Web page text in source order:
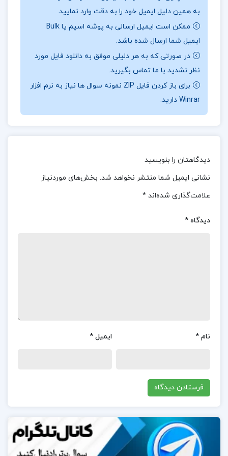
کتاب «نظریه‌ی جامعه‌شناسی در دوران معاصر» به طور
جامع به بررسی نظریه‌پردازان اصلی جامعه‌شناسی و
رویکردهای نظری از بنیانگذاران کلاسیک تا به امروز
می‌پردازد.جورج ریتزر و جفری استپنیسکی، نویسندگان این
کتاب، با تحقیقاتی به‌روز شده در آخرین ویرایش، تلاش
کرده‌اند تا نظریه‌پردازان و مکاتب فکری مختلف را به
شیوه‌ای جامع و قابل فهم به یکدیگر متصل کنند.این کتاب
با ارائه دیدگاهی تلفیقی از نظریه‌های جامعه‌شناسی، به
فرد برای درک بهتر روندها و تحولات نظریه‌های
جامعه‌شناسی فراهم می‌آورد.ریتزر و استپنیسکی در این
اثر، بسیاری از نظریه‌پردازان برجسته و مکاتب فکری مختلف
به تحلیل و بررسی آن‌ها پرداخته‌اند.
آسان به مفاهیم پیچیده جامعه‌شناسی، مورد تحسین
می‌کنند.برخی از کاربران به ویژه به توانایی ریتزر در ارائه
دیدگاه‌های تلفیقی و جامع از نظریه‌های جامعه‌شناسی
اشاره کرده‌اند و این کتاب را به عنوان یک منبع ارزشمند
برای دانشجویان و پژوهشگران معرفی کرده‌اند.همچنین،
مثال‌ها و تمرین‌های متعدد موجود در کتاب، به دانشجویان
به همین دلیل ایمیل خود را به دقت وارد نمایید.
ممکن است ایمیل ارسالی به پوشه اسپم یا Bulk
ایمیل شما ارسال شده باشد.
در صورتی که به هر دلیلی موفق به دانلود فایل مورد
نظر نشدید با ما تماس بگیرید.
برای باز کردن فایل ZIP نمونه سوال ها نیاز به نرم افزار
Winrar دارید.
دیدگاهتان را بنویسید
نشانی ایمیل شما منتشر نخواهد شد. بخش‌های موردنیاز
علامت‌گذاری شده‌اند *
دیدگاه *
نام * ایمیل *